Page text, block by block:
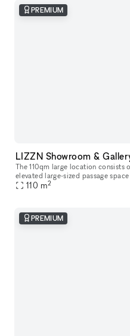
PREMIUM
LIZZN Showroom &
The 110qm large location consists
elevated large-sized passage
renting price depends on the m2
110 m2
PREMIUM